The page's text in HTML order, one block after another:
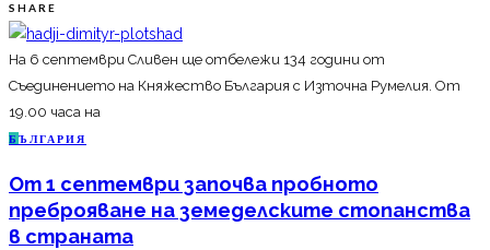
SHARE
На 6 септември Сливен ще отбележи 134 години от
Съединението на Княжество България с Източна Румелия. От
19.00 часа на
Б ЪЛГАРИЯ
От 1 септември започва пробното
преброяване на земеделските стопанства
в страната